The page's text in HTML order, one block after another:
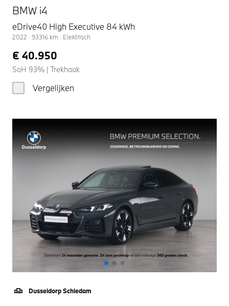
BMW i4
eDrive40 High Executive 84 kWh
2022 93316 km Elektrisch
€ 40.950
SoH 93% | Trekhaak
Vergelijken
Dusseldorp Schiedam